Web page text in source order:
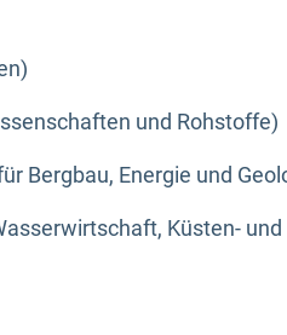
und Rohstoffe)
Bergbau, Energie und
Küsten-